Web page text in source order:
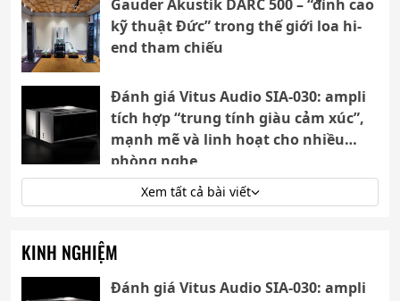
Gauder Akustik DARC 500 – “đỉnh cao
kỹ thuật Đức” trong thế giới loa hi-
end tham chiếu
Đánh giá Vitus Audio SIA-030: ampli
tích hợp “trung tính giàu cảm xúc”,
mạnh mẽ và linh hoạt cho nhiều
phòng nghe
Xem tất cả bài viết
KINH NGHIỆM
Đánh giá Vitus Audio SIA-030: ampli